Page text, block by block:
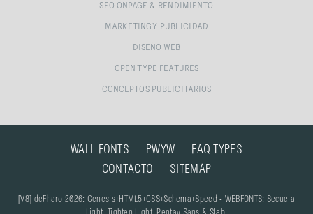
SEO ONPAGE & RENDIMIENTO
MARKETING Y PUBLICIDAD
DISEÑO WEB
OPEN TYPE FEATURES
CONCEPTOS PUBLICITARIOS
WALL FONTS PWYW
FAQ TYPES
CONTACTO
SITEMAP
[V8] deFharo 2026: Genesis+HTML5+CSS+Schema+Speed - WEBFONTS: Secuela